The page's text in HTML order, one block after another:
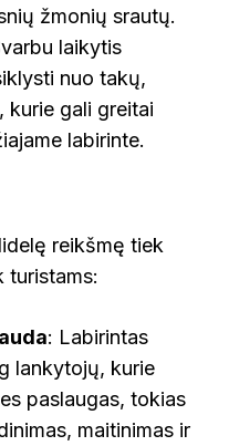
žmonių srautų.
laikytis
nuo takų,
kurie gali greitai
labirinte.
reikšmę tiek
turistams:
: Labirintas
lankytojų, kurie
paslaugas, tokias
maitinimas ir